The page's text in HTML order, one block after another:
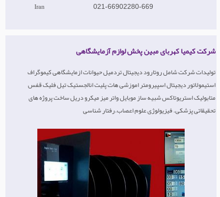
Iran 021-66902280-669
شرکت کیمیا کهربای مبین پخش لوازم آزمایشگاهی
تولیدات شرکت شامل روتارود دیجیتال تردمیل حیوانات ازمایشگاهی کیموگراف
استیمولاتور دیجیتال اسپیرومتر اموزشی هات پلیت انالجستیک تیل فلیک قفس
متابولیک استریوتاکس شبیه ساز موبایل واتر میز میکرو دریل ساخت پروژه های
تحقیقاتی پزشکی. فیزیولوژی علوم اعصاب.رفتار شناسی